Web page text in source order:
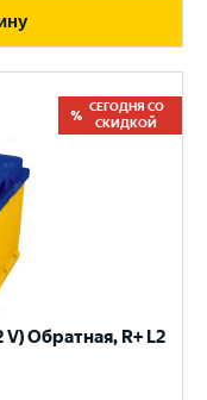
СЕГОДНЯ СО
СКИДКОЙ
V) Обратная, R+ L2